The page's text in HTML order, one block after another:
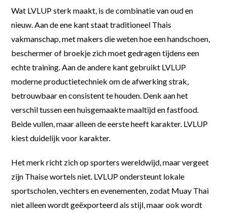
Wat LVLUP sterk maakt, is de combinatie van oud en
nieuw. Aan de ene kant staat traditioneel Thais
vakmanschap, met makers die weten hoe een handschoen,
beschermer of broekje zich moet gedragen tijdens een
echte training. Aan de andere kant gebruikt LVLUP
moderne productietechniek om de afwerking strak,
betrouwbaar en consistent te houden. Denk aan het
verschil tussen een huisgemaakte maaltijd en fastfood.
Beide vullen, maar alleen de eerste heeft karakter. LVLUP
kiest duidelijk voor karakter.
Het merk richt zich op sporters wereldwijd, maar vergeet
zijn Thaise wortels niet. LVLUP ondersteunt lokale
sportscholen, vechters en evenementen, zodat Muay Thai
niet alleen wordt geëxporteerd als stijl, maar ook wordt